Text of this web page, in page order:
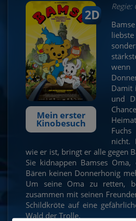
2D
Mein erster
Kinobesuch
Damit
und
nicht.
wie er ist, bringt er alle gegen
Sie kidnappen Bamses
Bären keinen Donnerhonig
Um seine Oma zu retten,
zusammen mit seinen
Schildkröte auf eine
Wald der Trolle.